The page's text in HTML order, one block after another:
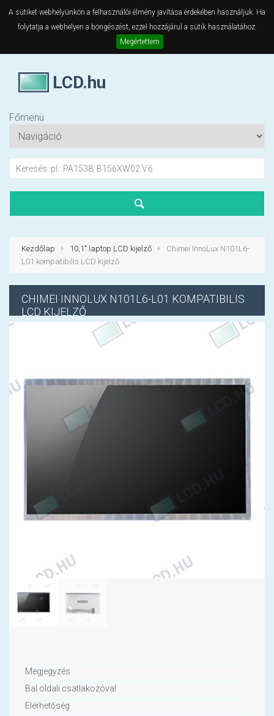
A sütiket webhelyünkön a felhasználói élmény javítása érdekében használjuk. Ha
folytatja a webhelyen a böngészést, ezzel hozzájárul a sütik használatához.
Megértettem
LCD.hu
Főmenü
Kezdőlap 10,1" laptop LCD kijelző
Chimei InnoLux N101L6-
L01 kompatibilis LCD kijelző
CHIMEI INNOLUX N101L6-L01 KOMPATIBILIS
LCD KIJELZŐ
Megjegyzés
Bal oldali csatlakozóval
Elérhetőség